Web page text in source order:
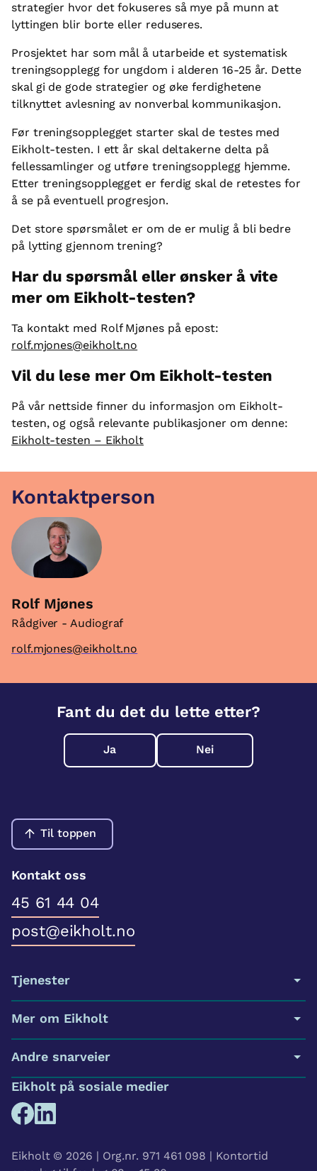
strategier hvor det fokuseres så mye på munn at
lyttingen blir borte eller reduseres.
Prosjektet har som mål å utarbeide et systematisk
treningsopplegg for ungdom i alderen 16-25 år. Dette
skal gi de gode strategier og øke ferdighetene
tilknyttet avlesning av nonverbal kommunikasjon.
Før treningsopplegget starter skal de testes med
Eikholt-testen. I ett år skal deltakerne delta på
fellessamlinger og utføre treningsopplegg hjemme.
Etter treningsopplegget er ferdig skal de retestes for
å se på eventuell progresjon.
Det store spørsmålet er om de er mulig å bli bedre
på lytting gjennom trening?
Har du spørsmål eller ønsker å vite
mer om Eikholt-testen?
Ta kontakt med Rolf Mjønes på epost:
rolf.mjones@eikholt.no
Vil du lese mer Om Eikholt-testen
På vår nettside finner du informasjon om Eikholt-
testen, og også relevante publikasjoner om denne:
Eikholt-testen – Eikholt
Kontaktperson
Rolf Mjønes
Rådgiver - Audiograf
rolf.mjones@eikholt.no
Fant du det du lette etter?
Ja Nei
Til toppen
Kontakt oss
45 61 44 04
post@eikholt.no
Tjenester
Mer om Eikholt
Andre snarveier
Eikholt på sosiale medier
Eikholt © 2026 | Org.nr. 971 461 098 | Kontortid